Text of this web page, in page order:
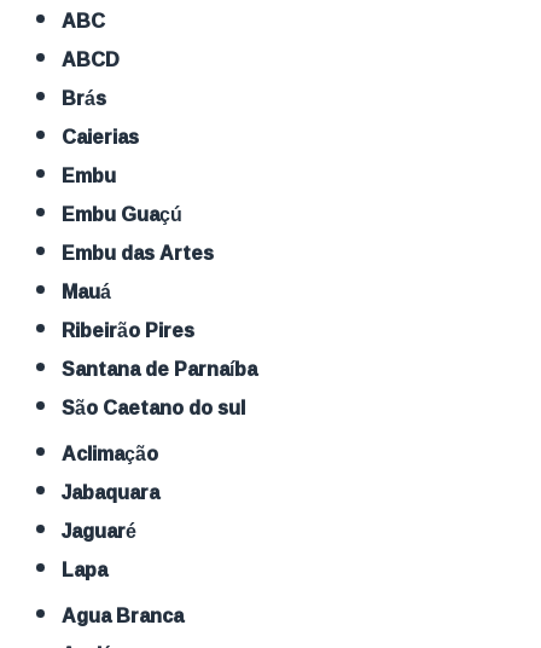
ABC
ABCD
Brás
Caierias
Embu
Embu Guaçú
Embu das Artes
Mauá
Ribeirão Pires
Santana de Parnaíba
São Caetano do sul
Aclimação
Jabaquara
Jaguaré
Lapa
Agua Branca